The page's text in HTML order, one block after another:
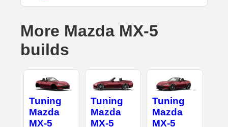
More Mazda MX-5
builds
Tuning
Mazda
MX-5
Tuning
Mazda
MX-5
Tuning
Mazda
MX-5